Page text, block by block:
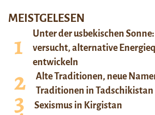
MEISTGELESEN
Unter der usbekischen
versucht, alternative
entwickeln
Alte Traditionen, neue
Traditionen in Tadschikistan
Sexismus in Kirgistan